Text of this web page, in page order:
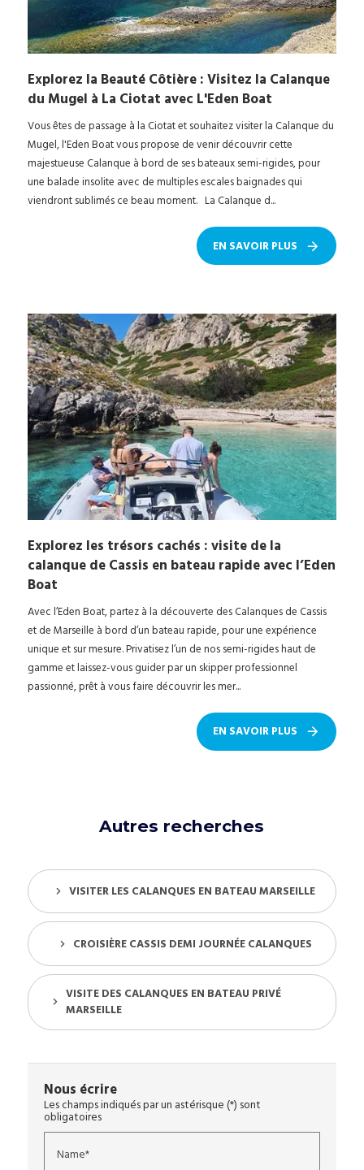
Explorez la Beauté Côtière : Visitez la Calanque
du Mugel à La Ciotat avec L'Eden Boat
Vous êtes de passage à la Ciotat et souhaitez visiter la Calanque du
Mugel, l'Eden Boat vous propose de venir découvrir cette
majestueuse Calanque à bord de ses bateaux semi-rigides, pour
une balade insolite avec de multiples escales baignades qui
viendront sublimés ce beau moment. La Calanque d...
EN SAVOIR PLUS
Explorez les trésors cachés : visite de la
calanque de Cassis en bateau rapide avec l’Eden
Boat
Avec l’Eden Boat, partez à la découverte des Calanques de Cassis
et de Marseille à bord d’un bateau rapide, pour une expérience
unique et sur mesure. Privatisez l’un de nos semi-rigides haut de
gamme et laissez-vous guider par un skipper professionnel
passionné, prêt à vous faire découvrir les mer...
EN SAVOIR PLUS
Autres recherches
VISITER LES CALANQUES EN BATEAU MARSEILLE
CROISIÈRE CASSIS DEMI JOURNÉE CALANQUES
VISITE DES CALANQUES EN BATEAU PRIVÉ
MARSEILLE
Nous écrire
Les champs indiqués par un astérisque (*) sont
obligatoires
Name*